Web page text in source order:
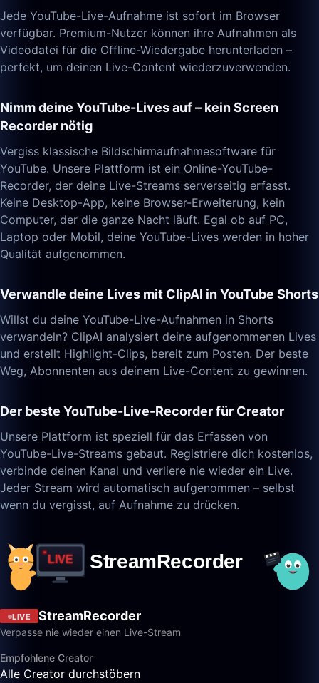
Jede YouTube-Live-Aufnahme ist sofort im Browser
verfügbar. Premium-Nutzer können ihre Aufnahmen als
Videodatei für die Offline-Wiedergabe herunterladen –
perfekt, um deinen Live-Content wiederzuverwenden.
Nimm deine YouTube-Lives auf – kein Screen
Recorder nötig
Vergiss klassische Bildschirmaufnahmesoftware für
YouTube. Unsere Plattform ist ein Online-YouTube-
Recorder, der deine Live-Streams serverseitig erfasst.
Keine Desktop-App, keine Browser-Erweiterung, kein
Computer, der die ganze Nacht läuft. Egal ob auf PC,
Laptop oder Mobil, deine YouTube-Lives werden in hoher
Qualität aufgenommen.
Verwandle deine Lives mit ClipAI in YouTube Shorts
Willst du deine YouTube-Live-Aufnahmen in Shorts
verwandeln? ClipAI analysiert deine aufgenommenen Lives
und erstellt Highlight-Clips, bereit zum Posten. Der beste
Weg, Abonnenten aus deinem Live-Content zu gewinnen.
Der beste YouTube-Live-Recorder für Creator
Unsere Plattform ist speziell für das Erfassen von
YouTube-Live-Streams gebaut. Registriere dich kostenlos,
verbinde deinen Kanal und verliere nie wieder ein Live.
Jeder Stream wird automatisch aufgenommen – selbst
wenn du vergisst, auf Aufnahme zu drücken.
LIVE StreamRecorder
Verpasse nie wieder einen Live-Stream
Empfohlene Creator
Alle Creator durchstöbern